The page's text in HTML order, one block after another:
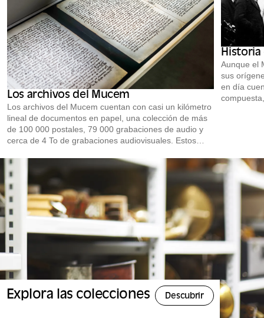
Los archivos del Mucem
Los archivos del Mucem cuentan con casi un kilómetro
lineal de documentos en papel, una colección de más
de 100 000 postales, 79 000 grabaciones de audio y
cerca de 4 To de grabaciones audiovisuales. Estos
¡Aquí te explicamos cómo orientarte!
Historia
Aunque el
sus
en día
Explora las colecciones Descubrir